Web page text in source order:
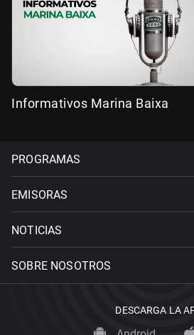
Informativos Marina Baixa
PROGRAMAS
EMISORAS
NOTICIAS
SOBRE NOSOTROS
DESCARGA LA